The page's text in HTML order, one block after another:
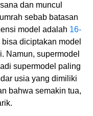
dan muncul
sebab batasan
model adalah 16-
diciptakan model
Namun, supermodel
supermodel paling
usia yang dimiliki
bahwa semakin tua,